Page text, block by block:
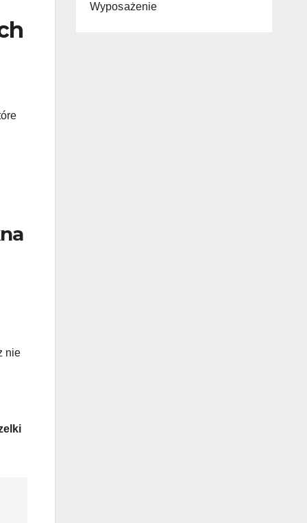
nie
Wyposażenie